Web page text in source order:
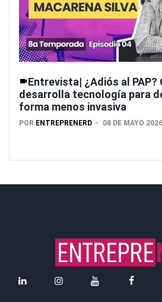
Entrevista| ¿Adiós al PAP?
desarrolla tecnología para
forma menos invasiva
POR ENTREPRENERD 08 DE MAYO